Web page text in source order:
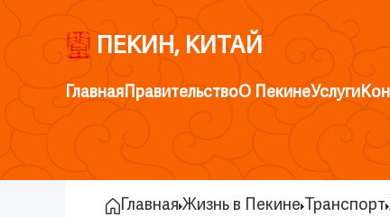
ПЕКИН, КИТАЙ
ГлавнаяПравительствоО ПекинеУслуги
Главная Жизнь в Пекине Транспорт